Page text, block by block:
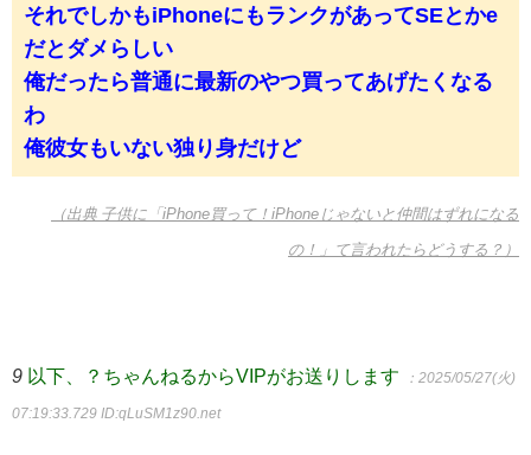
それでしかもiPhoneにもランクがあってSEとかe
だとダメらしい
俺だったら普通に最新のやつ買ってあげたくなる
わ
俺彼女もいない独り身だけど
（出典 子供に「iPhone買って！iPhoneじゃないと仲間はずれになる
の！」て言われたらどうする？）
9 以下、？ちゃんねるからVIPがお送りします ：2025/05/27(火)
07:19:33.729 ID:qLuSM1z90.net